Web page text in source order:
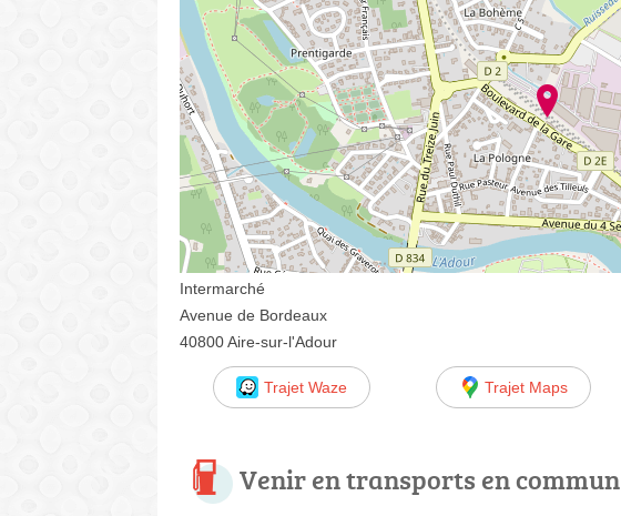
Intermarché
Avenue de Bordeaux
40800 Aire-sur-l'Adour
Trajet Waze Trajet Maps
Venir en transports en commun